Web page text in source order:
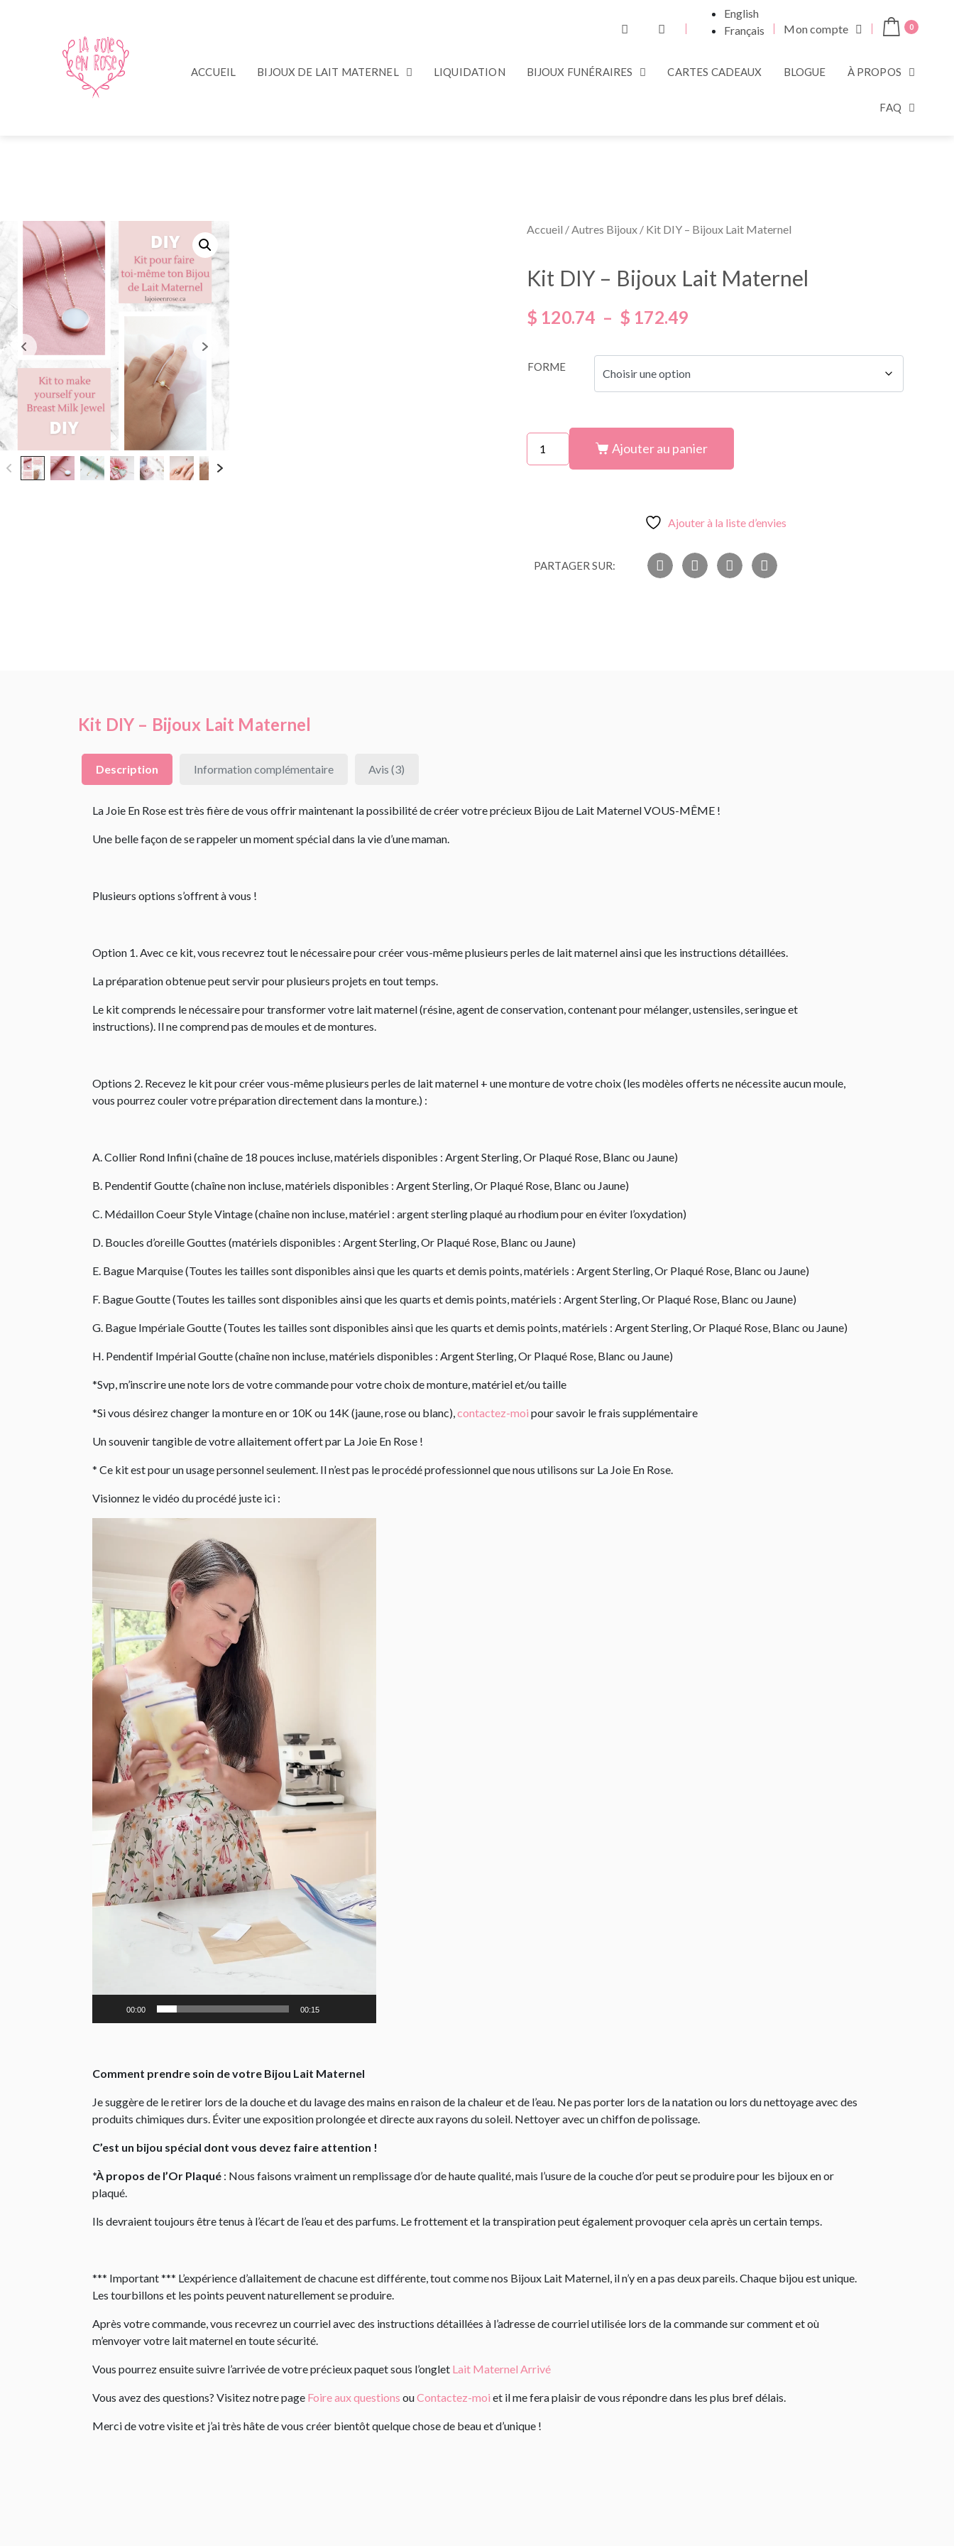
English
Français
Mon compte 0
ACCUEIL BIJOUX DE LAIT MATERNEL LIQUIDATION BIJOUX FUNÉRAIRES CARTES CADEAUX BLOGUE À PROPOS
FAQ
Accueil /Autres Bijoux / Kit DIY – Bijoux Lait Maternel
Kit DIY – Bijoux Lait Maternel
$ 120.74 – $ 172.49
FORME
Ajouter au panier
Ajouter à la liste d’envies
PARTAGER SUR:
Kit DIY – Bijoux Lait Maternel
Description Information complémentaire Avis (3)
La Joie En Rose est très fière de vous offrir maintenant la possibilité de créer votre précieux Bijou de Lait Maternel VOUS-MÊME !
Une belle façon de se rappeler un moment spécial dans la vie d’une maman.
Plusieurs options s’offrent à vous !
Option 1. Avec ce kit, vous recevrez tout le nécessaire pour créer vous-même plusieurs perles de lait maternel ainsi que les instructions détaillées.
La préparation obtenue peut servir pour plusieurs projets en tout temps.
Le kit comprends le nécessaire pour transformer votre lait maternel (résine, agent de conservation, contenant pour mélanger, ustensiles, seringue et
instructions). Il ne comprend pas de moules et de montures.
Options 2. Recevez le kit pour créer vous-même plusieurs perles de lait maternel + une monture de votre choix (les modèles offerts ne nécessite aucun moule,
vous pourrez couler votre préparation directement dans la monture.) :
A. Collier Rond Infini (chaîne de 18 pouces incluse, matériels disponibles : Argent Sterling, Or Plaqué Rose, Blanc ou Jaune)
B. Pendentif Goutte (chaîne non incluse, matériels disponibles : Argent Sterling, Or Plaqué Rose, Blanc ou Jaune)
C. Médaillon Coeur Style Vintage (chaîne non incluse, matériel : argent sterling plaqué au rhodium pour en éviter l’oxydation)
D. Boucles d’oreille Gouttes (matériels disponibles : Argent Sterling, Or Plaqué Rose, Blanc ou Jaune)
E. Bague Marquise (Toutes les tailles sont disponibles ainsi que les quarts et demis points, matériels : Argent Sterling, Or Plaqué Rose, Blanc ou Jaune)
F. Bague Goutte (Toutes les tailles sont disponibles ainsi que les quarts et demis points, matériels : Argent Sterling, Or Plaqué Rose, Blanc ou Jaune)
G. Bague Impériale Goutte (Toutes les tailles sont disponibles ainsi que les quarts et demis points, matériels : Argent Sterling, Or Plaqué Rose, Blanc ou Jaune)
H. Pendentif Impérial Goutte (chaîne non incluse, matériels disponibles : Argent Sterling, Or Plaqué Rose, Blanc ou Jaune)
*Svp, m’inscrire une note lors de votre commande pour votre choix de monture, matériel et/ou taille
*Si vous désirez changer la monture en or 10K ou 14K (jaune, rose ou blanc), contactez-moi pour savoir le frais supplémentaire
Un souvenir tangible de votre allaitement offert par La Joie En Rose !
* Ce kit est pour un usage personnel seulement. Il n’est pas le procédé professionnel que nous utilisons sur La Joie En Rose.
Visionnez le vidéo du procédé juste ici :
00:00 00:15
Comment prendre soin de votre Bijou Lait Maternel
Je suggère de le retirer lors de la douche et du lavage des mains en raison de la chaleur et de l’eau. Ne pas porter lors de la natation ou lors du nettoyage avec des
produits chimiques durs. Éviter une exposition prolongée et directe aux rayons du soleil. Nettoyer avec un chiffon de polissage.
C’est un bijou spécial dont vous devez faire attention !
*À propos de l’Or Plaqué : Nous faisons vraiment un remplissage d’or de haute qualité, mais l’usure de la couche d’or peut se produire pour les bijoux en or
plaqué.
Ils devraient toujours être tenus à l’écart de l’eau et des parfums. Le frottement et la transpiration peut également provoquer cela après un certain temps.
*** Important *** L’expérience d’allaitement de chacune est différente, tout comme nos Bijoux Lait Maternel, il n’y en a pas deux pareils. Chaque bijou est unique.
Les tourbillons et les points peuvent naturellement se produire.
Après votre commande, vous recevrez un courriel avec des instructions détaillées à l’adresse de courriel utilisée lors de la commande sur comment et où
m’envoyer votre lait maternel en toute sécurité.
Vous pourrez ensuite suivre l’arrivée de votre précieux paquet sous l’onglet Lait Maternel Arrivé
Vous avez des questions? Visitez notre page Foire aux questions ouContactez-moi et il me fera plaisir de vous répondre dans les plus bref délais.
Merci de votre visite et j’ai très hâte de vous créer bientôt quelque chose de beau et d’unique !